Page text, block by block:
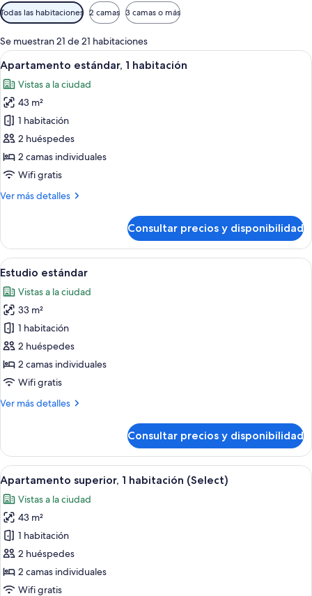
Filtros
disponibles
para
las
habitaciones
Todas las habitaciones 2 camas 3 camas o más
Se muestran 21 de 21 habitaciones
Abrir
todas
las
fotos
de
Apartamento
estándar,
1
habitación
Una habitación de hotel moderna
6
Apartamento estándar, 1 habitación
Vistas a la ciudad
43 m²
1 habitación
2 huéspedes
2 camas individuales
Wifi gratis
Ver más detalles
Más
estándar,
habitación
Consultar precios y disponibilidad
Abrir
todas
las
fotos
de
Estudio
estándar
Habitación de hotel con una cama
5
Estudio estándar
Vistas a la ciudad
33 m²
1 habitación
2 huéspedes
2 camas individuales
Wifi gratis
Ver más detalles
Más
estándar
Consultar precios y disponibilidad
Abrir
todas
las
fotos
de
Apartamento
superior,
1
Una sala moderna con una mesa
8
Apartamento superior, 1 habitación (Select)
Vistas a la ciudad
43 m²
1 habitación
2 huéspedes
2 camas individuales
Wifi gratis